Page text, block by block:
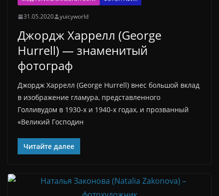
31.05.2020 yuicyworld
Джордж Харрелл (George
Hurrell) — знаменитый
фотограф
Джордж Харрелл (George Hurrell) внес большой вклад
в изображение гламура, представленного
Голливудом в 1930-х и 1940-х годах, и прозванный
«Великий Господин
Читайте далее